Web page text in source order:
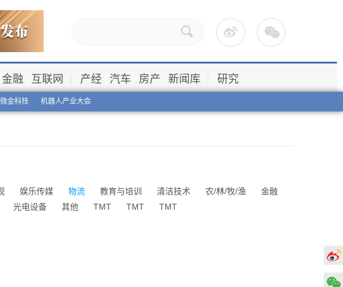
微金科技 机器人产业大会
金融 互联网 产经 汽车 房产 新闻库 研究
娱乐传媒 物流 教育与培训 清洁技术 农/林/牧/渔
金融
光电设备 其他 TMT TMT TMT